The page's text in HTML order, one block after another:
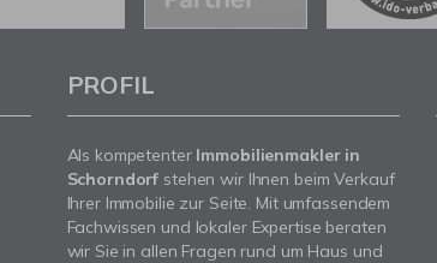
PROFIL
Als kompetenter Immobilienmakler in
Schorndorf stehen wir Ihnen beim Verkauf
Ihrer Immobilie zur Seite. Mit umfassendem
Fachwissen und lokaler Expertise beraten
wir Sie in allen Fragen rund um Haus und